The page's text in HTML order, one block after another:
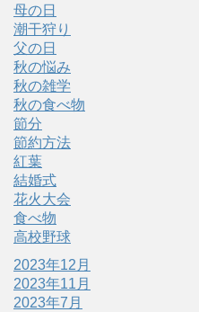
母の日
潮干狩り
父の日
秋の悩み
秋の雑学
秋の食べ物
節分
節約方法
紅葉
結婚式
花火大会
食べ物
高校野球
2023年12月
2023年11月
2023年7月